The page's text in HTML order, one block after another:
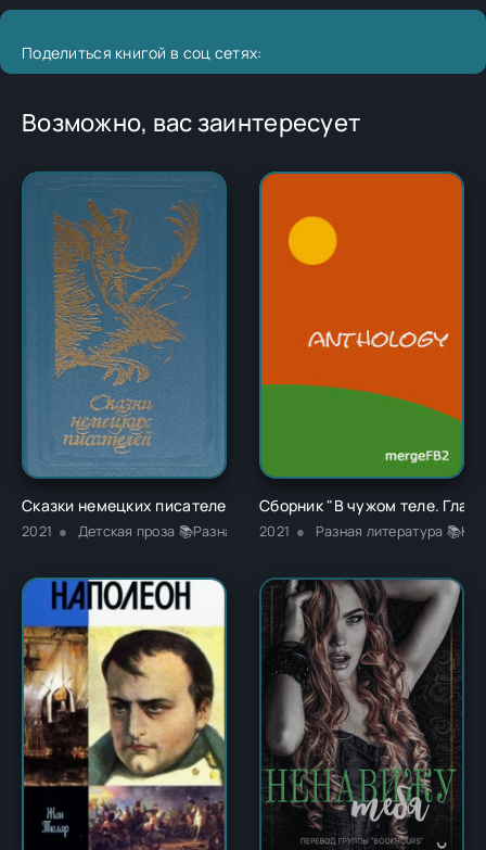
Поделиться книгой в соц сетях:
Возможно, вас заинтересует
Сказки немецких писателей - Новалис
2021 Детская проза 📚Разная литература
Сборник "В чужом теле.
2021 Разная литература